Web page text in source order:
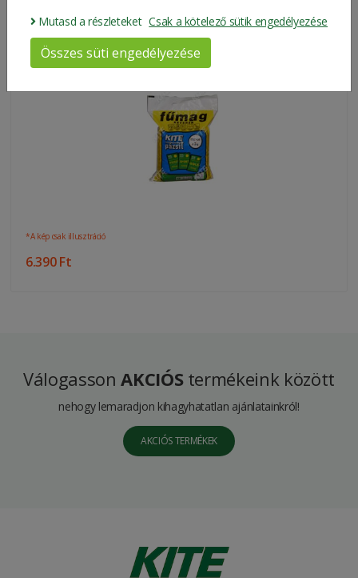
Presto Fűmagkeverék (3kg)
*A kép csak illusztráció
6.390 Ft
VálogassonAKCIÓStermékeink között
nehogy lemaradjon kihagyhatatlan ajánlatainkról!
AKCIÓS TERMÉKEK
Mutasd a részleteket Csak a kötelező sütik engedélyezése
Összes süti engedélyezése